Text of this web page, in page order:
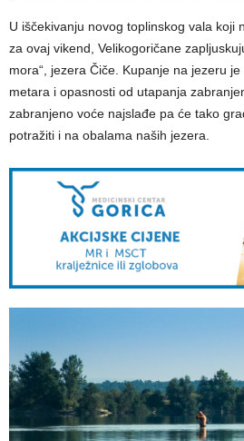
U iščekivanju novog toplinskog vala koji
za ovaj vikend, Velikogoričane
mora“, jezera Čiče. Kupanje na jezeru
metara i opasnosti od utapanja
zabranjeno voće najslađe pa će tako
potražiti i na obalama naših jezera.